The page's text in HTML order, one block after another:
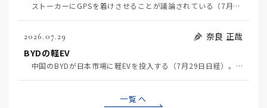
ストーカーにGPSを着けさせることが議論されている（7月29日日経）。反対派は「ストーカーにも人権…
2026.07.29
奈良 正哉
BYDの軽EV
中国のBYDが日本市場に軽EVを投入する（7月29日日経）。この報道について思うこと3つ。 一つ…
一覧へ